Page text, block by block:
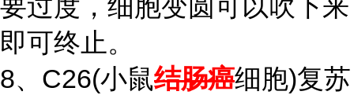
要过度，细胞变圆可以吹下来
即可终止。
8、C26(小鼠结肠癌细胞)复苏